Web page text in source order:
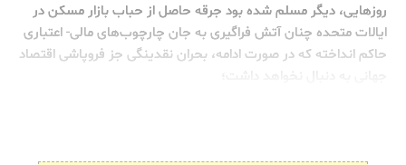
روزهایی، دیگر مسلم شده بود جرقه حاصل از حباب بازار مسکن در
ایالات متحده چنان آتش فراگیری به جان چارچوب‌های مالی- اعتباری
حاکم انداخته که در صورت ادامه، بحران نقدینگی جز فروپاشی اقتصاد